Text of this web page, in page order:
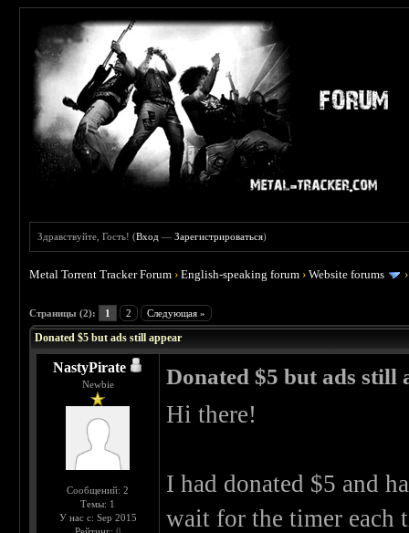
Здравствуйте, Гость! (Вход —Зарегистрироваться)
Metal Torrent Tracker Forum ›English-speaking forum ›Website forums
Страницы (2): 1 2 Следующая »
Donated $5 but ads still appear
NastyPirate
Newbie
Сообщений: 2
Темы: 1
У нас с: Sep 2015
Donated $5 but ads still
Hi there!
I had donated $5 and
wait for the timer each